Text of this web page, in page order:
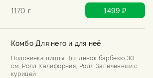
кольца стандарт, Куриные стрипсы.
1170 г 1499 ₽
Комбо Для него и для неё
Половинка пиццы Цыпленок барбекю 30
см, Ролл Калифорния, Ролл Запеченный с
курицей